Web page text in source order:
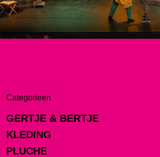
Categorieen
GERTJE & BERTJE
KLEDING
PLUCHE